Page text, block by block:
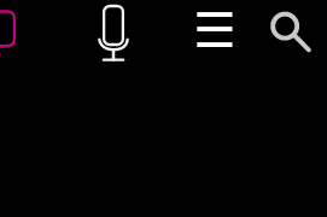
☰